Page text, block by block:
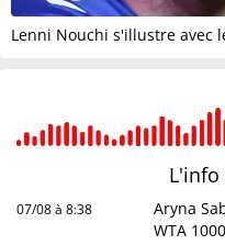
Lenni Nouchi s'illustre avec
L'info
07/08 à 8:38
Aryna
WTA